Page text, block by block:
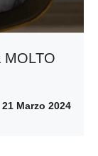
MOLTO
21 Marzo 2024